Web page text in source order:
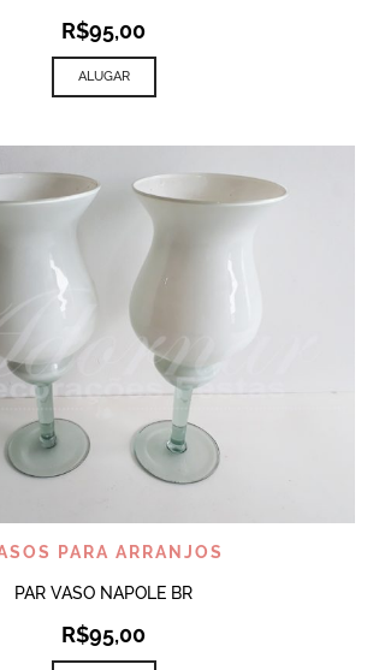
R$95,00
ALUGAR
PARA ARRANJOS
PAR VASO NAPOLE BR
R$95,00